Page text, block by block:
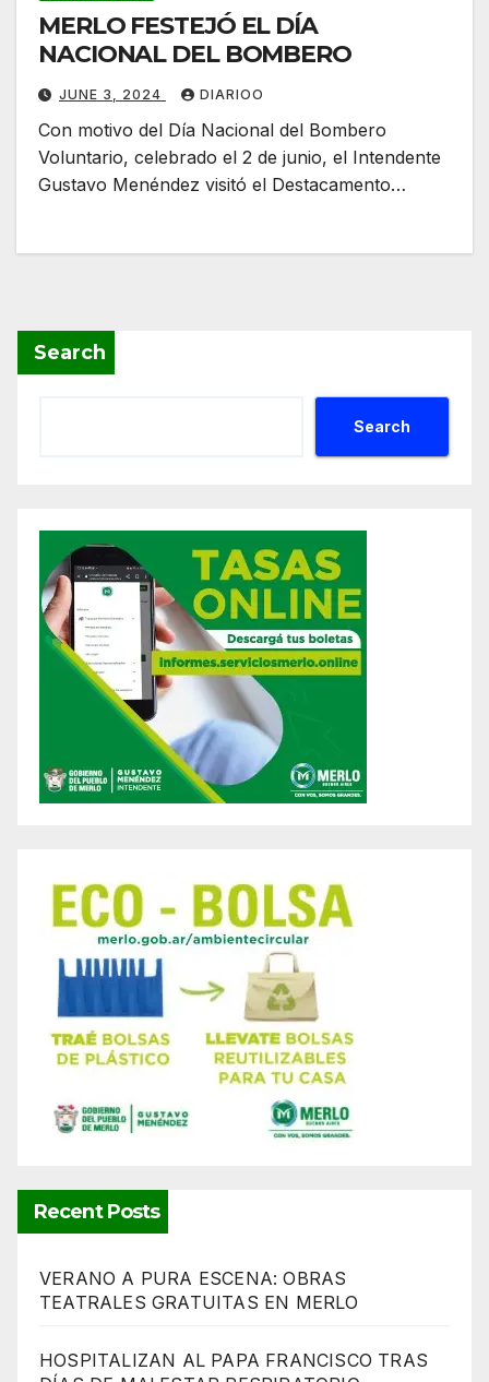
MERLO FESTEJÓ EL DÍA
NACIONAL DEL BOMBERO
JUNE 3, 2024 DIARIOO
Con motivo del Día Nacional del Bombero
Voluntario, celebrado el 2 de junio, el Intendente
Gustavo Menéndez visitó el Destacamento…
Search
Search
Recent Posts
VERANO A PURA ESCENA: OBRAS
TEATRALES GRATUITAS EN MERLO
HOSPITALIZAN AL PAPA FRANCISCO TRAS